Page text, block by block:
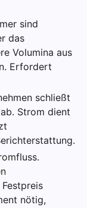
sind
das
Volumina aus
Erfordert
schließt
Strom dient
nötig,